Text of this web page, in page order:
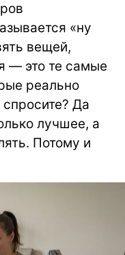
«ну
вещей,
— это те самые
реально
Да
лучшее, а
Потому и